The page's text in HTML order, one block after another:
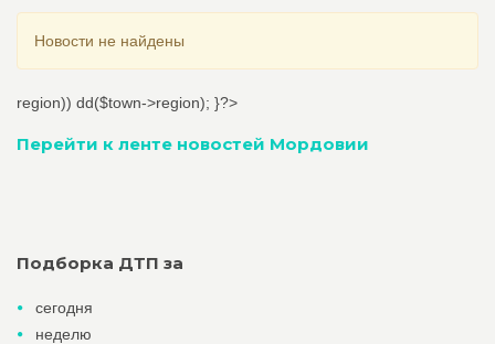
Новости не найдены
region)) dd($town->region); }?>
Перейти к ленте новостей Мордовии
Подборка ДТП за
сегодня
неделю